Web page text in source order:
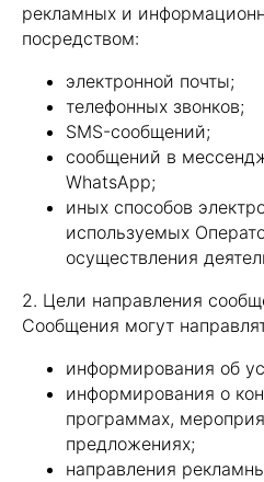
рекламных и
посредством:
электронной почты;
телефонных звонков;
SMS-сообщений;
сообщений в
WhatsApp;
иных способов
используемых
осуществления
2. Цели направления
Сообщения могут
информирования об
информирования о
программах,
предложениях;
направления